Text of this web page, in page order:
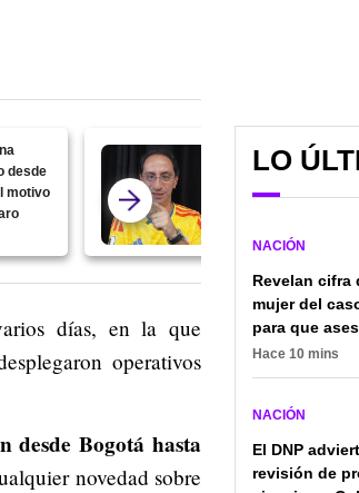
desde
motivo
José Manuel
lanzó alerta por
en la UNP y pidió
días, en la que
operativos
desde Bogotá hasta
novedad sobre
LO
NACIÓN
Revelan cifra
mujer del
para que
Hace 10 mins
NACIÓN
El DNP
revisión de